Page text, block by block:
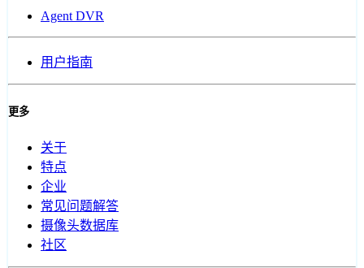
Agent DVR
用户指南
更多
关于
特点
企业
常见问题解答
摄像头数据库
社区